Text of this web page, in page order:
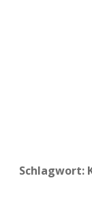
Schlagwort: